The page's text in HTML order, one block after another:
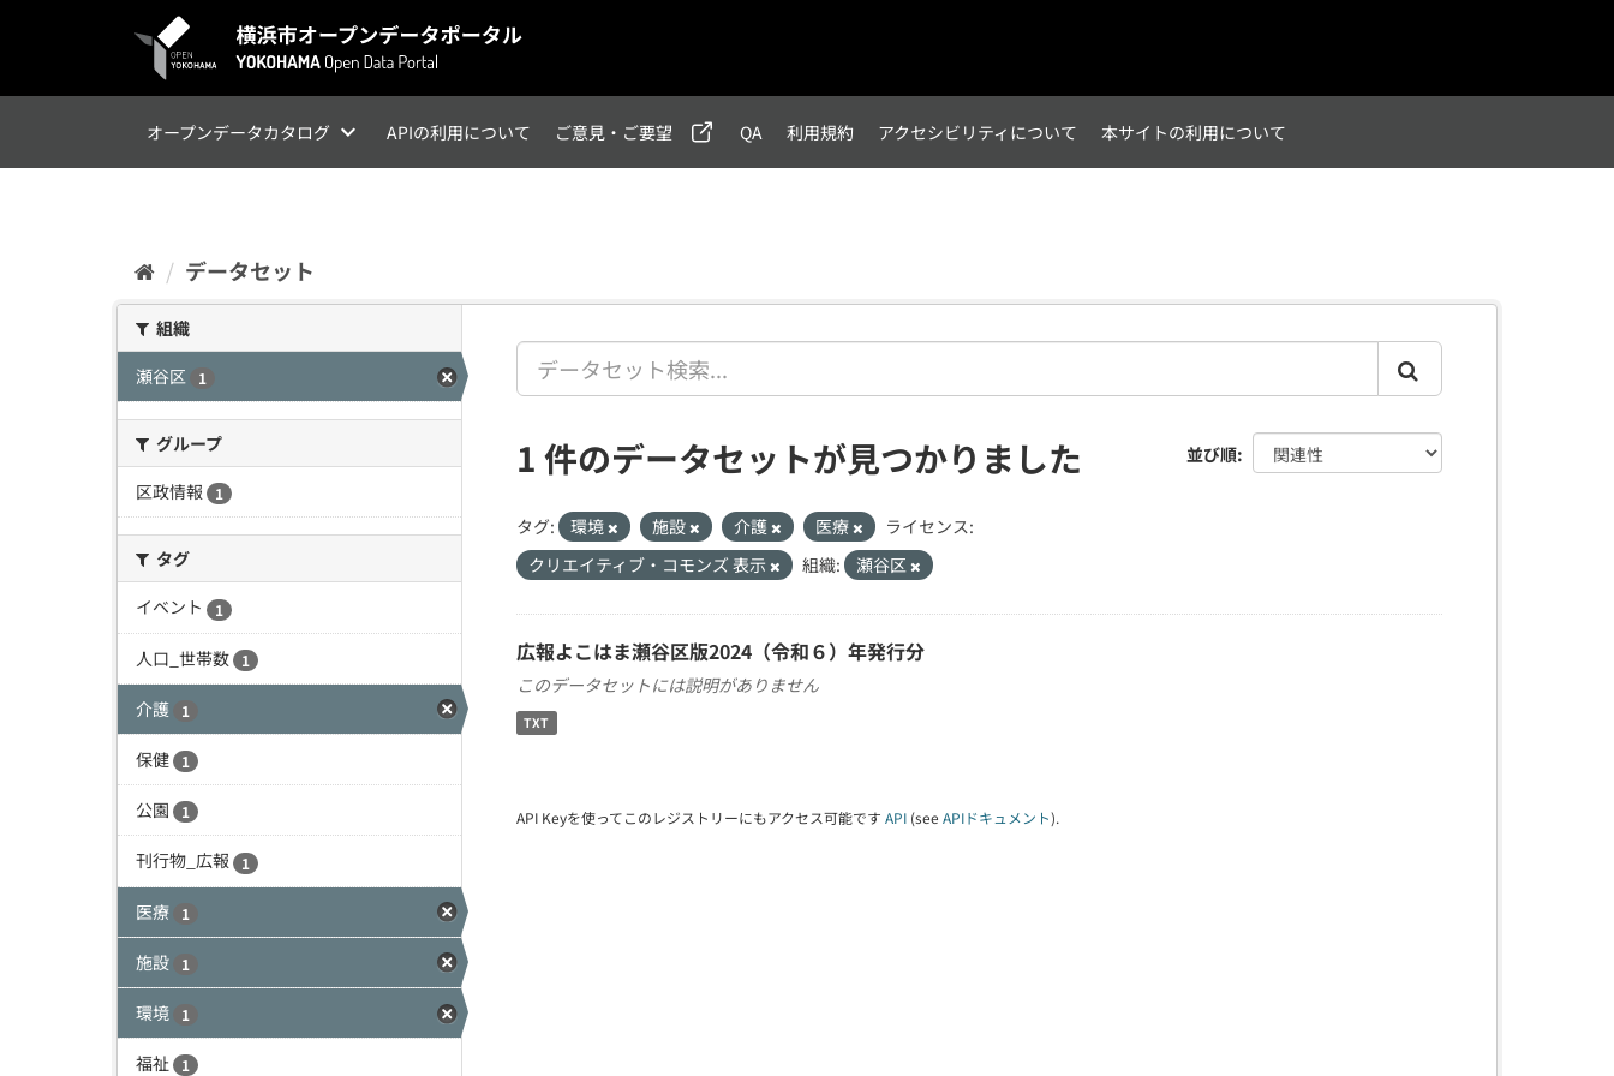
オープンデータカタログ APIの利用について ご意見・ご要望 QA 利用規約 アクセシビリティについて 本サイトの利用について
データセット
組織
瀬谷区
1
グループ
区政情報
1
タグ
イベント
1
人口_世帯数 1
介護 1
保健 1
公園 1
刊行物_広報 1
医療 1
施設 1
環境 1
福祉 1
並び順
1 件のデータセットが見つかりました
タグ: 環境 施設 介護 医療
ライセンス:
クリエイティブ・コモンズ 表示
組織: 瀬谷区
広報よこはま瀬谷区版2024（令和６）年発行分
このデータセットには説明がありません
TXT
API Keyを使ってこのレジストリーにもアクセス可能です API (see APIドキュメント).